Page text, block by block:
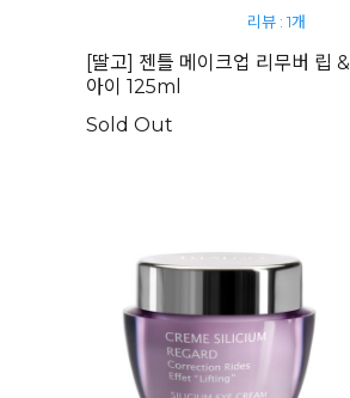
리뷰 : 1개
[딸고] 젠틀 메이크업 리무버 립 &
아이 125ml
Sold Out